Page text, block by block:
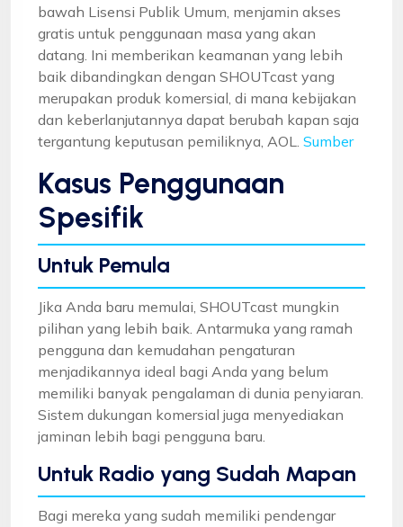
bawah Lisensi Publik Umum, menjamin akses
gratis untuk penggunaan masa yang akan
datang. Ini memberikan keamanan yang lebih
baik dibandingkan dengan SHOUTcast yang
merupakan produk komersial, di mana kebijakan
dan keberlanjutannya dapat berubah kapan saja
tergantung keputusan pemiliknya, AOL. Sumber
Kasus Penggunaan
Spesifik
Untuk Pemula
Jika Anda baru memulai, SHOUTcast mungkin
pilihan yang lebih baik. Antarmuka yang ramah
pengguna dan kemudahan pengaturan
menjadikannya ideal bagi Anda yang belum
memiliki banyak pengalaman di dunia penyiaran.
Sistem dukungan komersial juga menyediakan
jaminan lebih bagi pengguna baru.
Untuk Radio yang Sudah Mapan
Bagi mereka yang sudah memiliki pendengar